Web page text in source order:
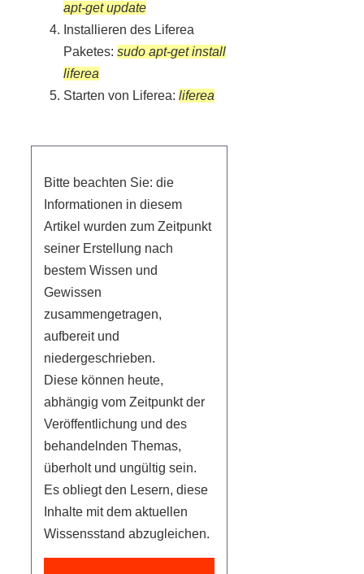
apt-get update
Installieren des Liferea
Paketes: sudo apt-get install
liferea
Starten von Liferea: liferea
Bitte beachten Sie: die
Informationen in diesem
Artikel wurden zum Zeitpunkt
seiner Erstellung nach
bestem Wissen und
Gewissen
zusammengetragen,
aufbereit und
niedergeschrieben.
Diese können heute,
abhängig vom Zeitpunkt der
Veröffentlichung und des
behandelnden Themas,
überholt und ungültig sein.
Es obliegt den Lesern, diese
Inhalte mit dem aktuellen
Wissensstand abzugleichen.